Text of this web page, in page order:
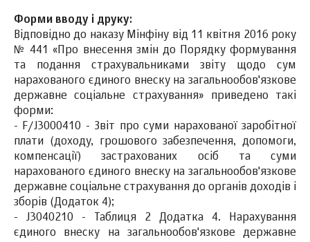
Форми вводу і друку:
Відповідно до наказу Мінфіну від 11 квітня 2016 року
№ 441 «Про внесення змін до Порядку формування
та подання страхувальниками звіту щодо сум
нарахованого єдиного внеску на загальнообов'язкове
державне соціальне страхування» приведено такі
форми:
- F/J3000410 - Звіт про суми нарахованої заробітної
плати (доходу, грошового забезпечення, допомоги,
компенсації) застрахованих осіб та суми
нарахованого єдиного внеску на загальнообов'язкове
державне соціальне страхування до органів доходів і
зборів (Додаток 4);
- J3040210 - Таблиця 2 Додатка 4. Нарахування
єдиного внеску на загальнообов'язкове державне